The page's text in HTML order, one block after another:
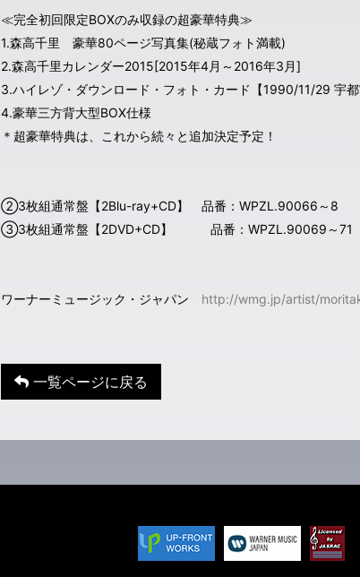
≪完全初回限定BOXのみ収録の超豪華特典≫
1.森高千里 豪華80ページ写真集(秘蔵フォト満載)
2.森高千里カレンダー2015[2015年4月～2016年3月]
3.ハイレゾ・ダウンロード・フォト・カード【1990/11/29 宇
4.豪華三方背大型BOX仕様
＊超豪華特典は、これから続々と追加決定予定！
②3枚組通常盤【2Blu-ray+CD】 品番：WPZL.90066～8
③3枚組通常盤【2DVD+CD】 品番：WPZL.90069～
ワーナーミュージック・ジャパン http://wmg.jp/artist/
一覧ページに戻る